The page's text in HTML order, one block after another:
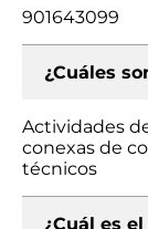
901643099
¿Cuáles
Actividades
conexas de
técnicos
¿Cuál es